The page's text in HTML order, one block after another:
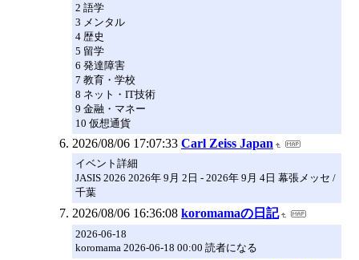
2 語学
3 メンタル
4 歴史
5 留学
6 発達障害
7 教育・学校
8 ネット・IT技術
9 金融・マネー
10 仮想通貨
2026/08/06 17:07:33 Carl Zeiss Japan
イベント詳細
JASIS 2026 2026年 9月 2日 - 2026年 9月 4日 幕張メッセ /
千葉
2026/08/06 16:36:08 koromamaの日記
2026-06-18
koromama 2026-06-18 00:00 読者になる